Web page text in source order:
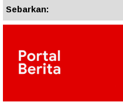
Sebarkan: